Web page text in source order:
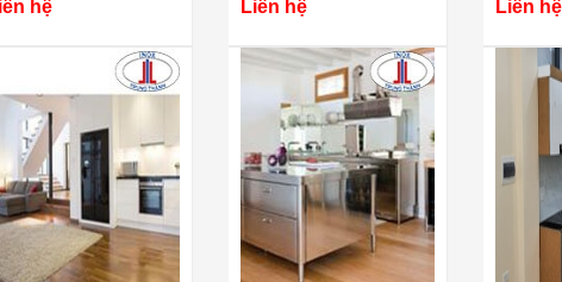
hệ Liên hệ Liên hệ